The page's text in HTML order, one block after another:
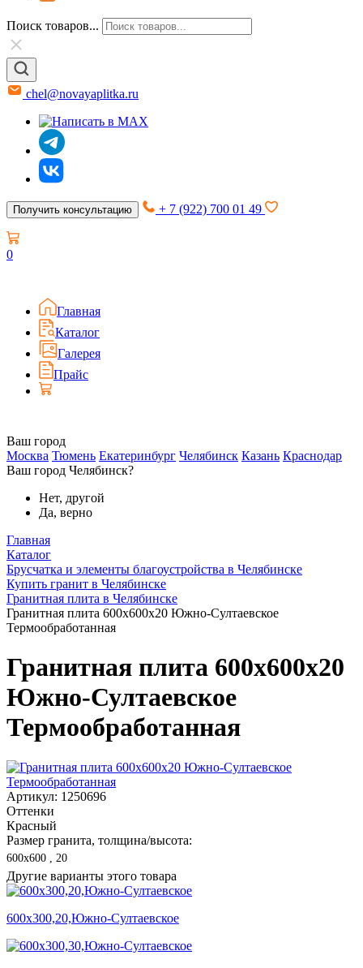
Поиск товаров...
chel@novayaplitka.ru
Получить консультацию + 7 (922) 700 01 49
0
Главная
Каталог
Галерея
Прайс
Ваш город
Москва Тюмень Екатеринбург Челябинск Казань Краснодар
Ваш город Челябинск?
Нет, другой
Да, верно
Главная
Каталог
Брусчатка и элементы благоустройства в Челябинске
Купить гранит в Челябинске
Гранитная плита в Челябинске
Гранитная плита 600х600x20 Южно-Султаевское
Термообработанная
Гранитная плита 600х600x20
Южно-Султаевское
Термообработанная
Артикул: 1250696
Оттенки
Красный
Размер гранита, толщина/высота:
600х600 , 20
Другие варианты этого товара
600х300,20,Южно-Султаевское